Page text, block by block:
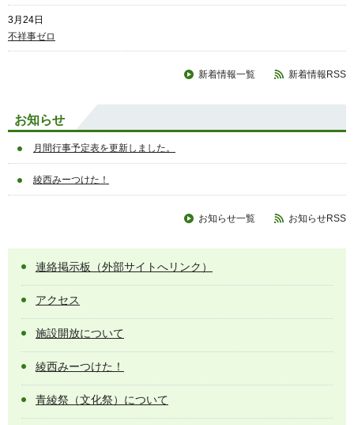
3月24日
不祥事ゼロ
新着情報一覧 新着情報RSS
お知らせ
月間行事予定表を更新しました。
綾西みーつけた！
お知らせ一覧 お知らせRSS
連絡掲示板（外部サイトへリンク）
アクセス
施設開放について
綾西みーつけた！
青綾祭（文化祭）について